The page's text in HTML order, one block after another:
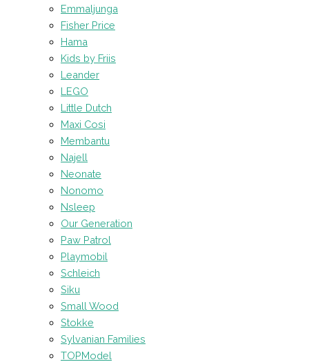
Emmaljunga
Fisher Price
Hama
Kids by Friis
Leander
LEGO
Little Dutch
Maxi Cosi
Membantu
Najell
Neonate
Nonomo
Nsleep
Our Generation
Paw Patrol
Playmobil
Schleich
Siku
Small Wood
Stokke
Sylvanian Families
TOPModel